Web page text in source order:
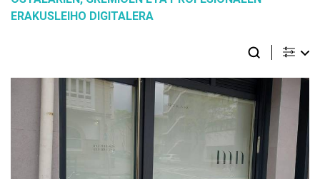
ERAKUSLEIHO DIGITALERA